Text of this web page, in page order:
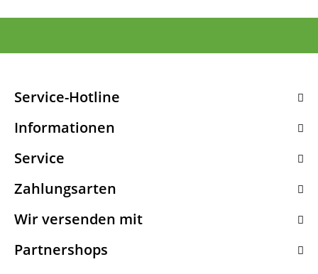
Service-Hotline
Informationen
Service
Zahlungsarten
Wir versenden mit
Partnershops